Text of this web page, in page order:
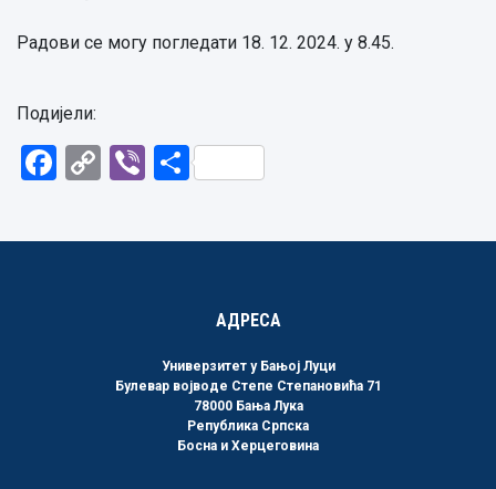
Радови се могу погледати 18. 12. 2024. у 8.45.
Подијели:
Facebook
CopyViberShare
АДРЕСА
Универзитет у Бањој Луци
Булевар војводе Степе Степановића 71
78000 Бања Лука
Република Српска
Босна и Херцеговина